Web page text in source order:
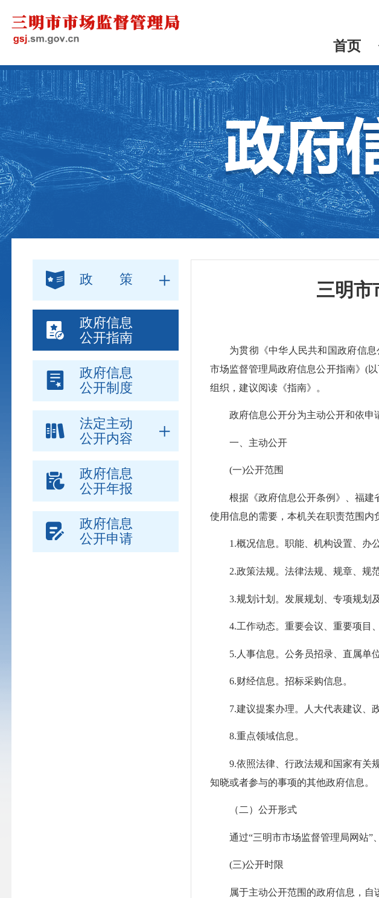
首页
政 策
政府信息
公开指南
政府信息
公开制度
法定主动
公开内容
政府信息
公开年报
政府信息
公开申请
三明市
为贯彻《中华人民共和国政府信息
市场监督管理局政府信息公开指南》(
组织，建议阅读《指南》。
政府信息公开分为主动公开和依申
一、主动公开
(一)公开范围
根据《政府信息公开条例》、福建省
使用信息的需要，本机关在职责范围内
1.概况信息。职能、机构设置、办公
2.政策法规。法律法规、规章、规范
3.规划计划。发展规划、专项规划及
4.工作动态。重要会议、重要项目、
5.人事信息。公务员招录、直属单位
6.财经信息。招标采购信息。
7.建议提案办理。人大代表建议、政
8.重点领域信息。
9.依照法律、行政法规和国家有关规
知晓或者参与的事项的其他政府信息。
（二）公开形式
通过“三明市市场监督管理局网站”、
(三)公开时限
属于主动公开范围的政府信息，自该